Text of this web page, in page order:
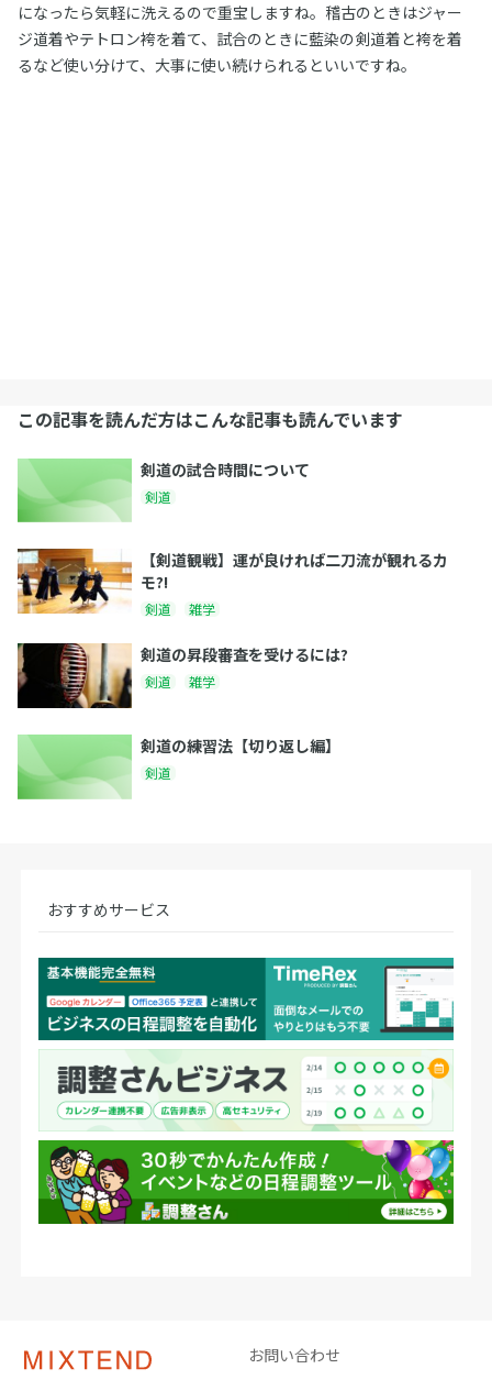
になったら気軽に洗えるので重宝しますね。稽古のときはジャー
ジ道着やテトロン袴を着て、試合のときに藍染の剣道着と袴を着
るなど使い分けて、大事に使い続けられるといいですね。
この記事を読んだ方はこんな記事も読んでいます
剣道の試合時間について
剣道
【剣道観戦】運が良ければ二刀流が観れるカ
モ?!
剣道 雑学
剣道の昇段審査を受けるには?
剣道 雑学
剣道の練習法【切り返し編】
剣道
おすすめサービス
お問い合わせ